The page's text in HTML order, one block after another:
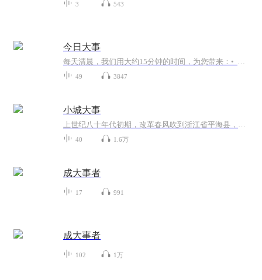
3 543
今日大事
每天清晨，我们用大约15分钟的时间，为您带来：• 全球精选：覆盖政治、经济、科技、社会等领域，真正影响你我的核心事件。• 深度解读：穿透新闻标题，揭示事件背后的逻辑、关联与潜在影响。• 高效梳理：由专业团队交叉核实信源，去伪存精，节省您...
49 3847
小城大事
上世纪八十年代初期，改革春风吹到浙江省平海县，绰号“陈大胆”的陈德诚主动请缨来到新设立的经济发展区东港镇担任镇委书记，他在反复思考研究中，借助改革开放政策和中央一号文件找到了改革的方法，在没用国家一分钱建设款的情况下，带领全体干部职工和...
40 1.6万
成大事者
17 991
成大事者
102 1万